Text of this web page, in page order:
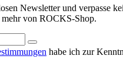
Newsletter und verpasse
von ROCKS-Shop.
habe ich zur